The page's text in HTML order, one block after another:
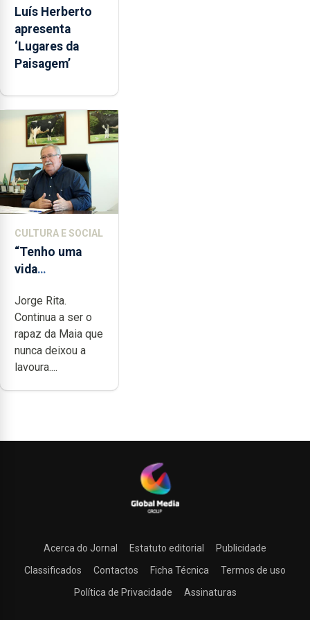
Luís Herberto
apresenta
‘Lugares da
Paisagem’
CULTURA E SOCIAL
“Tenho uma
vida
cheia de
trabalho,
dedicação,
gosto e muita
paixão”
Jorge Rita.
Continua a ser o
rapaz da Maia que
nunca deixou a
lavoura....
Acerca do Jornal Estatuto editorial
Publicidade
Classificados
Contactos Ficha Técnica
Termos de uso
Política de Privacidade
Assinaturas